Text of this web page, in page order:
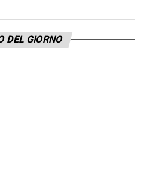
E – 26,5 anni
DEL GIORNO